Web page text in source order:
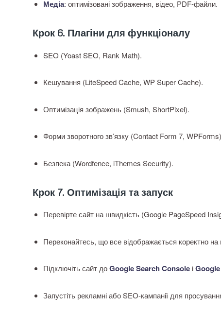
Медіа: оптимізовані зображення, відео, PDF-файли.
Крок 6. Плагіни для функціоналу
SEO (Yoast SEO, Rank Math).
Кешування (LiteSpeed Cache, WP Super Cache).
Оптимізація зображень (Smush, ShortPixel).
Форми зворотного зв’язку (Contact Form 7,
Безпека (Wordfence, iThemes Security).
Крок 7. Оптимізація та запуск
Перевірте сайт на швидкість (Google PageSpeed
Переконайтесь, що все відображається коректно на
Підключіть сайт доGoogle Search Console і
Запустіть рекламні або SEO-кампанії для